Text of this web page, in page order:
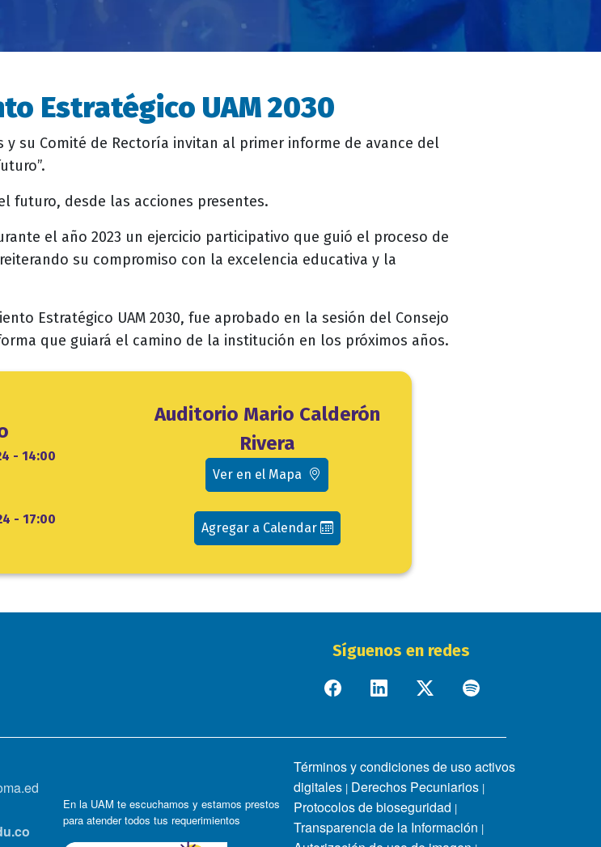
Estratégico UAM 2030
y su Comité de Rectoría invitan al primer informe de avance del
futuro, desde las acciones presentes.
el año 2023 un ejercicio participativo que guió el proceso de
su compromiso con la excelencia educativa y la
Estratégico UAM 2030, fue aprobado en la sesión del Consejo
que guiará el camino de la institución en los próximos años.
- 14:00
- 17:00
Ubicación
Auditorio Mario Calderón
Rivera
Ver en el Mapa
Agregar a Calendar
Síguenos en redes
En la UAM te escuchamos y estamos prestos
para atender todos tus requerimientos
Términos y condiciones de uso activos
digitales | Derechos Pecuniarios |
Protocolos de bioseguridad |
Transparencia de la Información |